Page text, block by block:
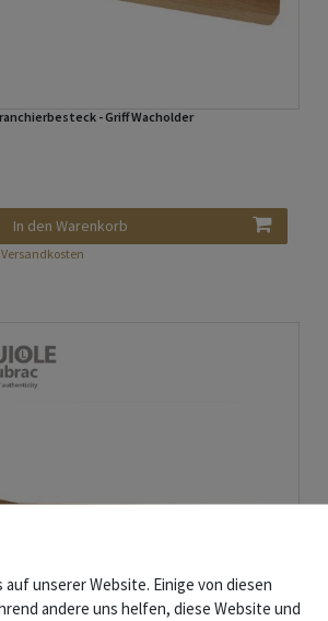
- Griff Wacholder
In den Warenkorb
Versandkosten
auf unserer Website. Einige von diesen
andere uns helfen, diese Website und